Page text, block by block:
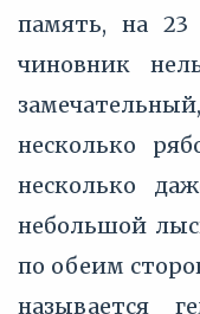
память, на 23
чиновник
несколько
несколько
небольшой
по обеим
называется